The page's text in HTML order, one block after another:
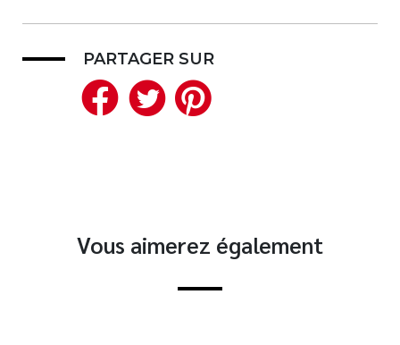
PARTAGER SUR
Facebook
Twitter
Vous aimerez également